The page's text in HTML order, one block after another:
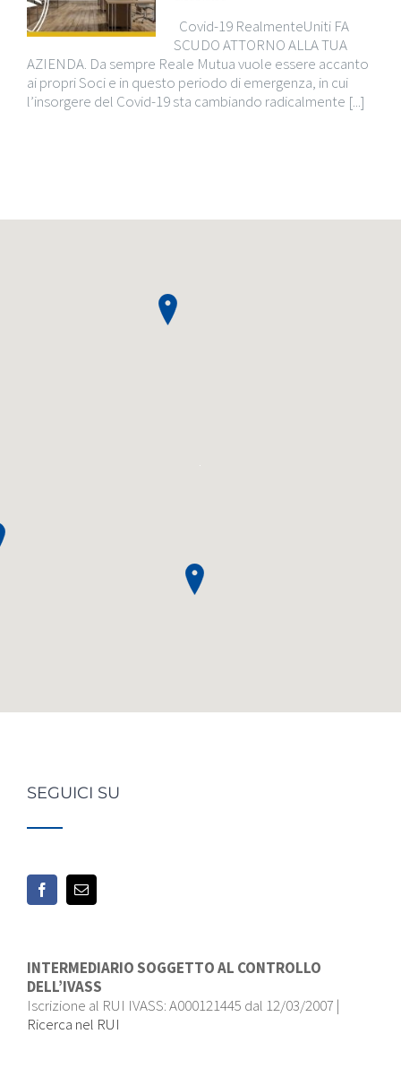
19
RealmenteUniti
Covid-19 RealmenteUniti FA
SCUDO ATTORNO ALLA TUA
AZIENDA. Da sempre Reale Mutua vuole essere accanto
ai propri Soci e in questo periodo di emergenza, in cui
l’insorgere del Covid-19 sta cambiando radicalmente [...]
SEGUICI SU
INTERMEDIARIO SOGGETTO AL CONTROLLO
DELL’IVASS
Iscrizione al RUI IVASS: A000121445 dal 12/03/2007 |
Ricerca nel RUI